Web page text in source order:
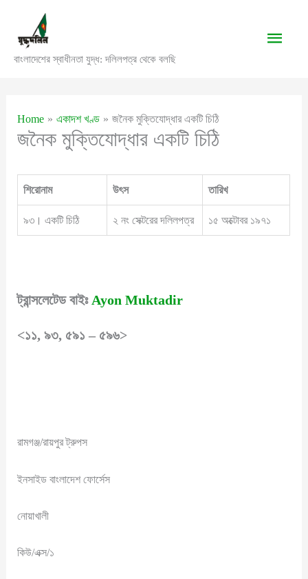
content
বাংলাদেশের স্বাধীনতা যুদ্ধ: দলিলপত্র থেকে বলছি
Main
Home একাদশ খণ্ড জনৈক মুক্তিযোদ্ধার একটি চিঠি
জনৈক মুক্তিযোদ্ধার একটি চিঠি
শিরোনাম উৎস তারিখ
৯৩। একটি চিঠি ২ নং সেক্টরের দলিলপত্র ১৫ অক্টোবর ১৯৭১
ট্রান্সলেটেড বাইঃ Ayon Muktadir
<১১, ৯৩, ৫৯১ – ৫৯৬>
রামগঞ্জ/রায়পুর ট্রুপস
ইনসাইড বাংলাদেশ ফোর্সেস
নোয়াখালী
কিউ/এক্স/১